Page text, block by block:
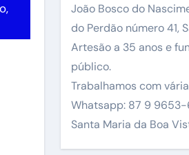
João Bosco do
do Perdão número 41,
Artesão a 35 anos e
público.
Trabalhamos com
Whatsapp: 87 9 9653-
Santa Maria da Boa